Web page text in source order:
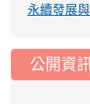
永續發展
公開資